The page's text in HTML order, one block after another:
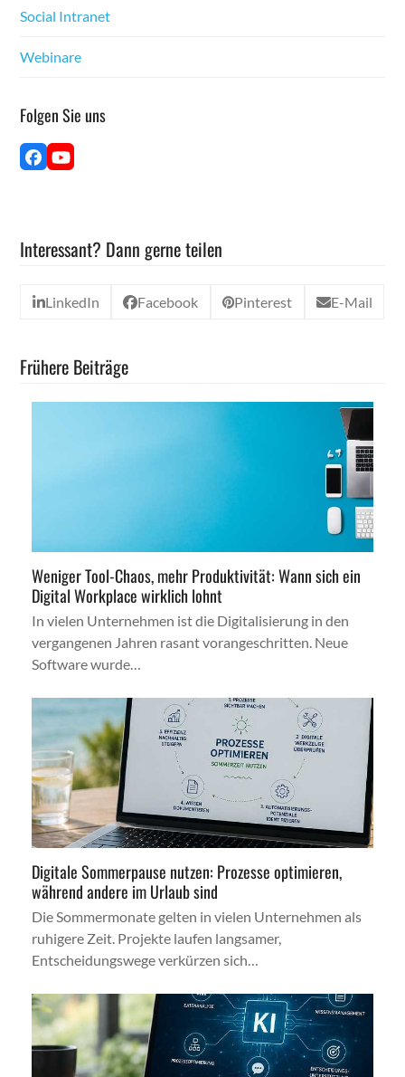
Social Intranet
Webina­re
Fol­gen Sie uns
Face­YouTube
Interessant? Dann gerne teilen
LinkedIn Facebook Pinterest E-Mail
Frühere Beiträge
Weniger Tool-Chaos, mehr Produktivität: Wann sich ein
Digital Workplace wirklich lohnt
In vielen Unternehmen ist die Digitalisierung in den
vergangenen Jahren rasant vorangeschritten. Neue
Software wurde…
Digitale Sommerpause nutzen: Prozesse optimieren,
während andere im Urlaub sind
Die Sommermonate gelten in vielen Unternehmen als
ruhigere Zeit. Projekte laufen langsamer,
Entscheidungswege verkürzen sich…